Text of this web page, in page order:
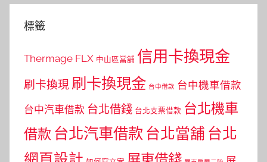
標籤
Thermage FLX 中山區當舖 信用卡換現金
刷卡換現 刷卡換現金 台中借款 台中機車借款
台中汽車借款 台北借錢 台北支票借款 台北機車
借款 台北汽車借款 台北當舖 台北